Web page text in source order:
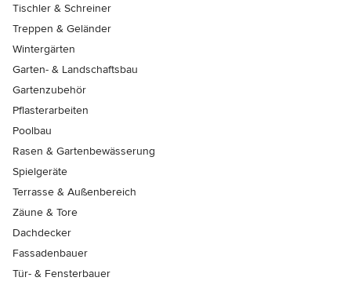
Tischler & Schreiner
Treppen & Geländer
Wintergärten
Garten- & Landschaftsbau
Gartenzubehör
Pflasterarbeiten
Poolbau
Rasen & Gartenbewässerung
Spielgeräte
Terrasse & Außenbereich
Zäune & Tore
Dachdecker
Fassadenbauer
Tür- & Fensterbauer